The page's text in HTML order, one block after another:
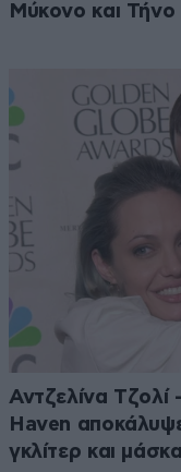
Μύκονο και Τήνο
Αντζελίνα
Haven
γκλίτερ και